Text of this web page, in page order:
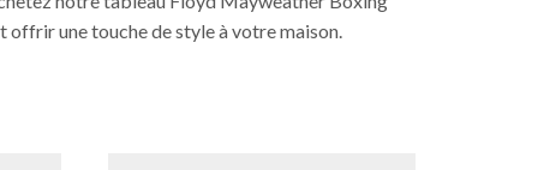
offrir une touche de style à votre maison.